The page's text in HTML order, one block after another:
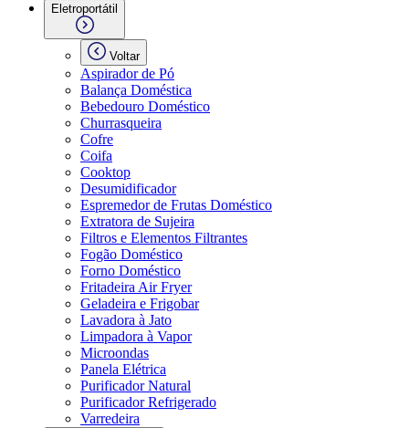
Eletroportátil
Voltar
Aspirador de Pó
Balança Doméstica
Bebedouro Doméstico
Churrasqueira
Cofre
Coifa
Cooktop
Desumidificador
Espremedor de Frutas Doméstico
Extratora de Sujeira
Filtros e Elementos Filtrantes
Fogão Doméstico
Forno Doméstico
Fritadeira Air Fryer
Geladeira e Frigobar
Lavadora à Jato
Limpadora à Vapor
Microondas
Panela Elétrica
Purificador Natural
Purificador Refrigerado
Varredeira